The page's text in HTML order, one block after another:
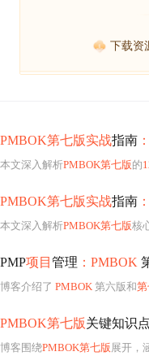
下载资
PMBOK第七版实战指南 ：
本文深入解析PMBOK第七版的
PMBOK第七版实战指南 ：
本文深入解析PMBOK第七版核
PMP项目 管理 ：PMBOK
博客介绍了 PMBOK 第六版和第
PMBOK第七版关键知识
博客围绕PMBOK第七版展开，